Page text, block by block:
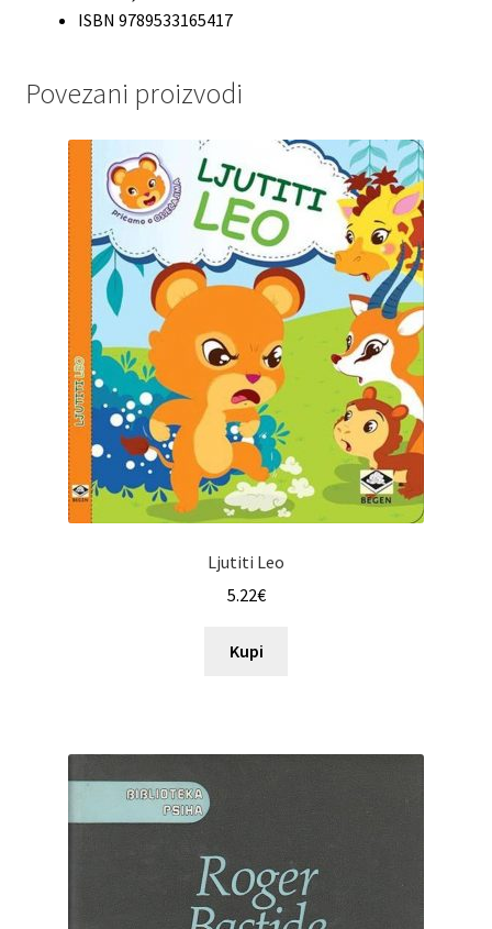
ISBN 9789533165417
Povezani proizvodi
Ljutiti Leo
5.22€
Kupi